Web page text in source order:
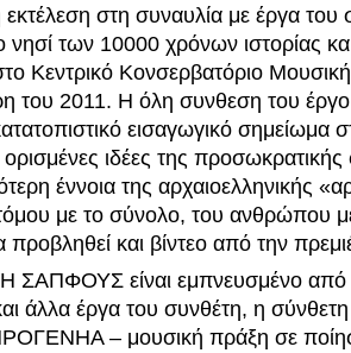
στη συναυλία με έργα του
των 10000 χρόνων ιστορίας
Κεντρικό Κονσερβατόριο
του 2011. Η όλη συνθεση του
εισαγωγικό σημείωμα
ιδέες της προσωκρατικής
έννοια της αρχαιοελληνικής
με το σύνολο, του ανθρώπου
και βίντεο από την
είναι εμπνευσμένο από
άλλα έργα του συνθέτη, η
– μουσική πράξη σε